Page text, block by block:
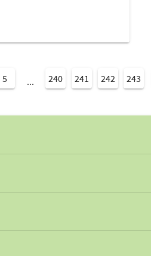
5 ... 240 241 242 243